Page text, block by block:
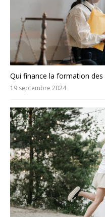
Qui finance la formation des
19 septembre 2024